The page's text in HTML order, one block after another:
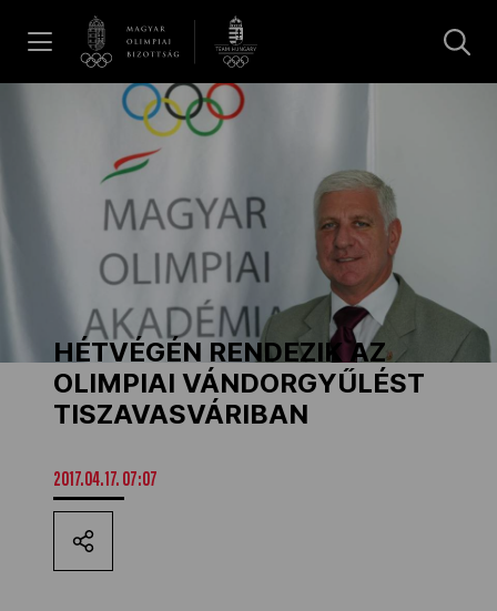
Galéria
Dakar 2026
Los Angeles 2028
Kettőskarrier-program
HÉTVÉGÉN RENDEZIK AZ
OLIMPIAI VÁNDORGYŰLÉST
TISZAVASVÁRIBAN
2017.04.17. 07:07